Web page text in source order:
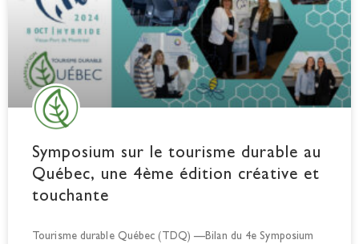
Symposium sur le tourisme durable au
Québec, une 4ème édition créative et
touchante
Tourisme durable Québec (TDQ) —Bilan du 4e Symposium